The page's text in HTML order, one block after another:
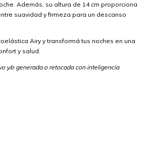
Además, su altura de 14 cm proporciona
suavidad y firmeza para un descanso
Airy y transformá tus noches en una
y salud.
y/o generada o retocada con inteligencia